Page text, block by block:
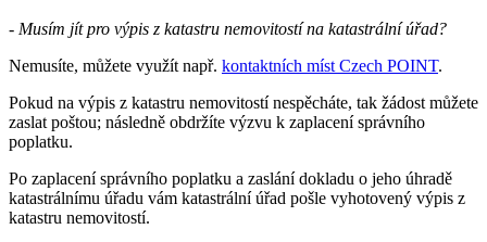
- Musím jít pro výpis z katastru nemovitostí na katastrální úřad?
Nemusíte, můžete využít např. kontaktních míst Czech POINT.
Pokud na výpis z katastru nemovitostí nespěcháte, tak žádost můžete
zaslat poštou; následně obdržíte výzvu k zaplacení správního
poplatku.
Po zaplacení správního poplatku a zaslání dokladu o jeho úhradě
katastrálnímu úřadu vám katastrální úřad pošle vyhotovený výpis z
katastru nemovitostí.